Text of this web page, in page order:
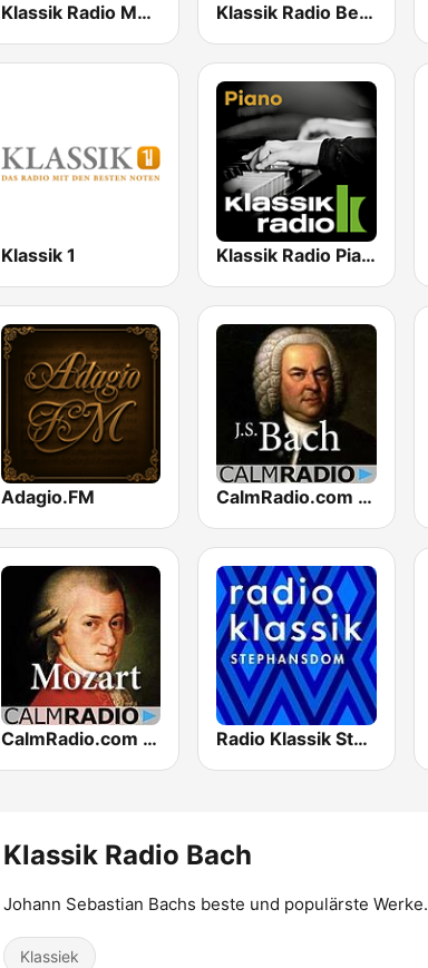
Klassik Radio Mozart Klassik Radio Beethoven
Klassik 1 Klassik Radio Piano
Adagio.FM CalmRadio.com - Bach
CalmRadio.com - Mozart Radio Klassik Stephansdom
Klassik Radio Bach
Johann Sebastian Bachs beste und populärste Werke.
Klassiek